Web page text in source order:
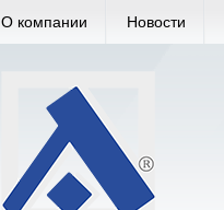
О компании Новости